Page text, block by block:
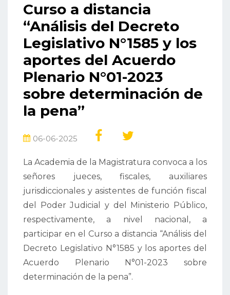
Curso a distancia
“Análisis del Decreto
Legislativo N°1585 y los
aportes del Acuerdo
Plenario N°01-2023
sobre determinación de
la pena”
06-06-2025
La Academia de la Magistratura convoca a los
señores jueces, fiscales, auxiliares
jurisdiccionales y asistentes de función fiscal
del Poder Judicial y del Ministerio Público,
respectivamente, a nivel nacional, a
participar en el Curso a distancia “Análisis del
Decreto Legislativo N°1585 y los aportes del
Acuerdo Plenario N°01-2023 sobre
determinación de la pena”.